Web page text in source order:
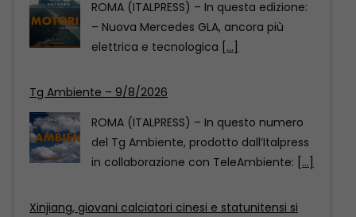
ROMA (ITALPRESS) – In questo numero
del Tg Ambiente, prodotto dall’Italpress
in collaborazione con TeleAmbiente:
Xinjiang, giovani calciatori cinesi e statunitensi si
incontrano grazie a sport
Uno scambio calcistico giovanile tra
Cina e Stati Uniti si è svolto nel fine